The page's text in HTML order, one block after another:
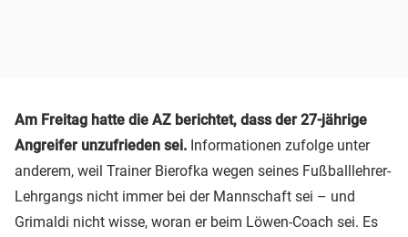
Am Freitag hatte die AZ berichtet, dass der 27-jährige
Angreifer unzufrieden sei. Informationen zufolge unter
anderem, weil Trainer Bierofka wegen seines Fußballlehrer-
Lehrgangs nicht immer bei der Mannschaft sei – und
Grimaldi nicht wisse, woran er beim Löwen-Coach sei. Es